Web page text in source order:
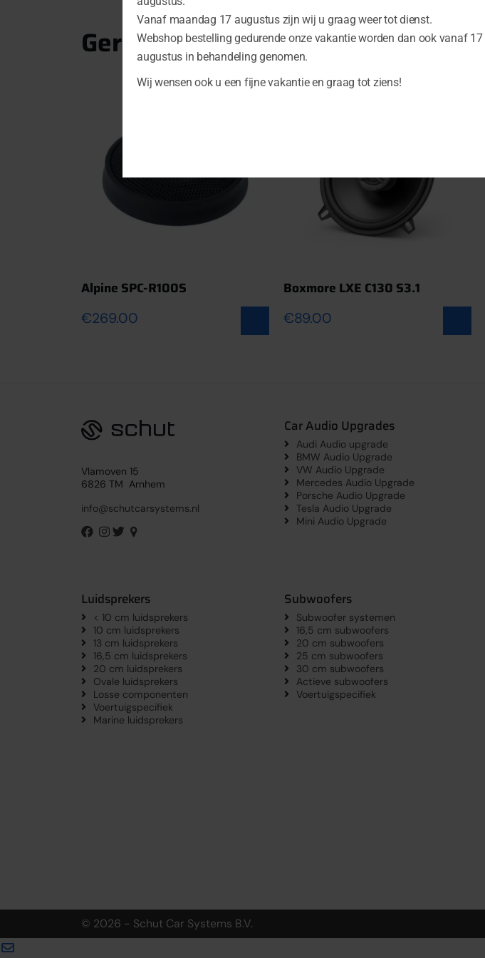
Gerelateerde producten
Alpine SPC-R100S
€269.00
Boxmore LXE C130 S3.1
€89.00
Vlamoven 15
6826 TM Arnhem
info@schutcarsystems.nl
Car Audio Upgrades
Audi Audio upgrade
BMW Audio Upgrade
VW Audio Upgrade
Mercedes Audio Upgrade
Porsche Audio Upgrade
Tesla Audio Upgrade
Mini Audio Upgrade
Luidsprekers
< 10 cm luidsprekers
10 cm luidsprekers
13 cm luidsprekers
16,5 cm luidsprekers
20 cm luidsprekers
Ovale luidsprekers
Losse componenten
Voertuigspecifiek
Marine luidsprekers
Subwoofers
Subwoofer systemen
16,5 cm subwoofers
20 cm subwoofers
25 cm subwoofers
30 cm subwoofers
Actieve subwoofers
Voertuigspecifiek
© 2026 - Schut Car Systems B.V.
Vanaf maandag 17 augustus zijn wij u graag weer tot dienst.
Webshop bestelling gedurende onze vakantie worden dan ook vanaf 17
augustus in behandeling genomen.
Wij wensen ook u een fijne vakantie en graag tot ziens!